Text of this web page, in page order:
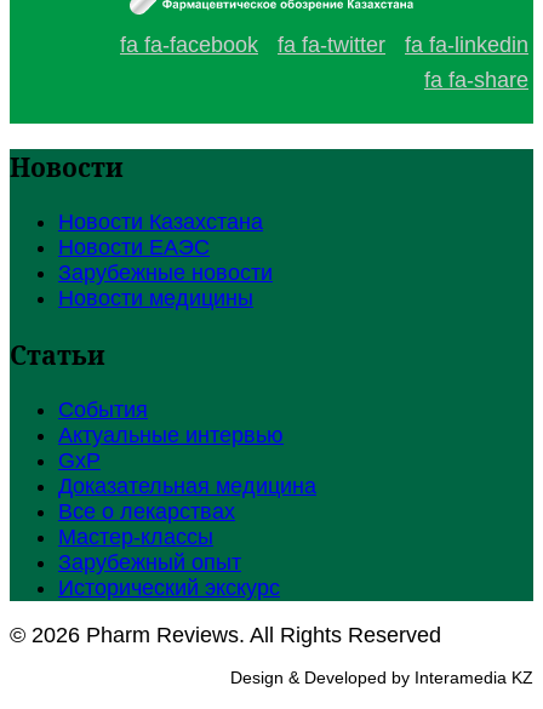
fa fa-facebook fa fa-twitter
fa fa-linkedin
fa fa-share
Новости
Новости Казахстана
Новости ЕАЭС
Зарубежные новости
Новости медицины
Статьи
События
Актуальные интервью
GxP
Доказательная медицина
Все о лекарствах
Мастер-классы
Зарубежный опыт
Исторический экскурс
© 2026 Pharm Reviews. All Rights Reserved
Design & Developed by Interamedia KZ